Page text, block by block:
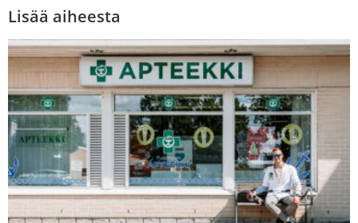
Lisää aiheesta